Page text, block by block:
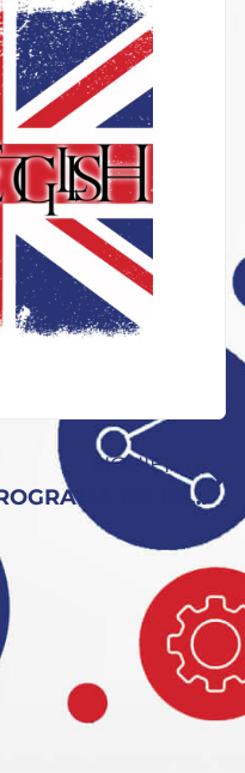
SIGUIENTE
PROGRAMA 192 KEY TO ENGLISH: Inmersión en España y varios